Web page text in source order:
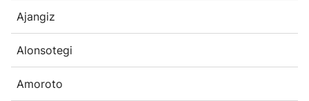
Ajangiz
Alonsotegi
Amoroto